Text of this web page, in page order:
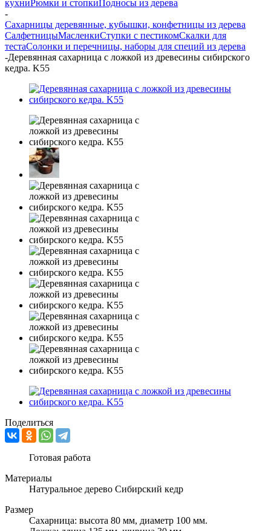
кухниРюмки и стопкиПодносы из дерева
-
Сахарницы деревянные, кубышки, конфетницы из дерева
СалфетницыМасленкиСтупки c пестикомСкалки для
тестаСолонки и перечницы, наборы для специй из дерева
-Деревянная сахарница с ложкой из древесины сибирского
кедра. K55
Поделиться
Готовая работа
Материалы
Натуральное дерево Сибирский кедр
Размер
Сахарница: высота 80 мм, диаметр 100 мм.